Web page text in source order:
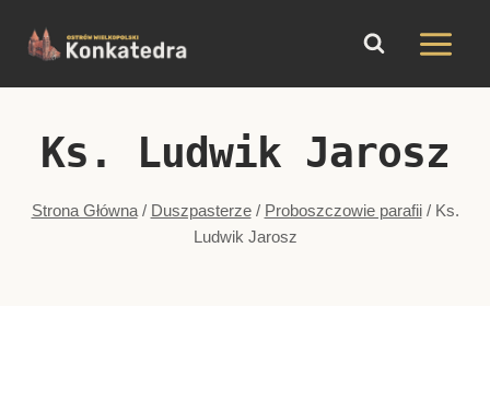
treści
Ks. Ludwik Jarosz
Strona Główna / Duszpasterze / Proboszczowie parafii / Ks.
Ludwik Jarosz